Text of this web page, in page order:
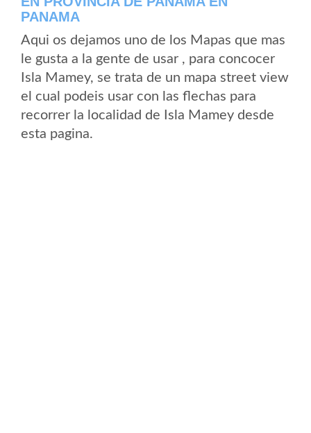
PANAMA
Aqui os dejamos uno de los Mapas que mas
le gusta a la gente de usar , para concocer
Isla Mamey, se trata de un mapa street view
el cual podeis usar con las flechas para
recorrer la localidad de Isla Mamey desde
esta pagina.